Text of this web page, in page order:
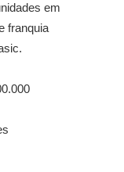
em
franquia